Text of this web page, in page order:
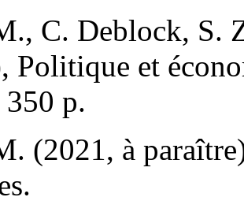
C. Deblock, S.
Politique et
350 p.
(2021, à